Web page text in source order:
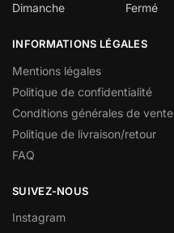
Dimanche
Fermé
INFORMATIONS LÉGALES
Mentions légales
Politique de confidentialité
Conditions générales de vente
Politique de livraison/retour
FAQ
SUIVEZ-NOUS
Instagram